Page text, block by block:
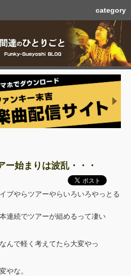
category
ー始まりは波乱・・・
ブやらツアーやらいろいろやっとる
連続でツアーが組めるって凄い
んで軽く考えてたら大変やっ
やな。